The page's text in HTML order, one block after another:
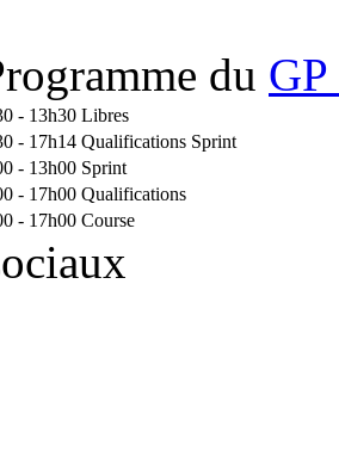
du
- 13h30 Libres
- 17h14 Qualifications Sprint
- 13h00 Sprint
- 17h00 Qualifications
- 17h00 Course